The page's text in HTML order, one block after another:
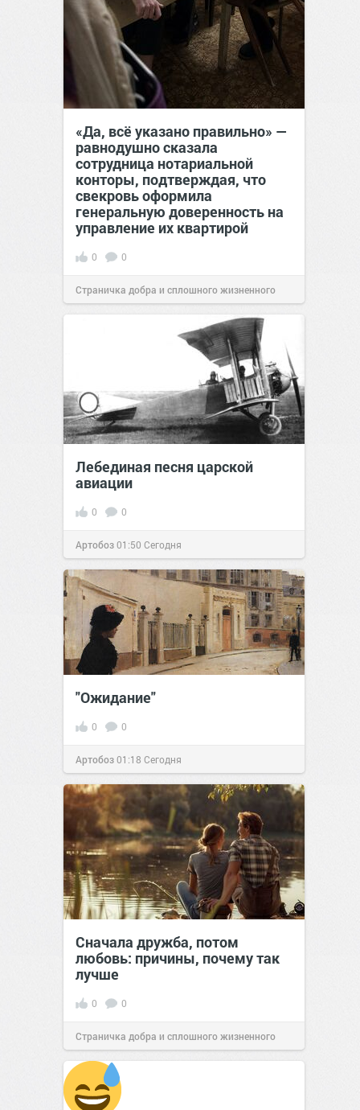
«Да, всё указано правильно» —
равнодушно сказала
сотрудница нотариальной
конторы, подтверждая, что
свекровь оформила
генеральную доверенность на
управление их квартирой
0 0
Страничка добра и сплошного жизненного
позитива! 17:38 Сегодня
Лебединая песня царской
авиации
0 0
Артобоз01:50 Сегодня
"Ожидание"
0 0
Артобоз01:18 Сегодня
Сначала дружба, потом
любовь: причины, почему так
лучше
0 0
Страничка добра и сплошного жизненного
позитива!16:38 Сегодня